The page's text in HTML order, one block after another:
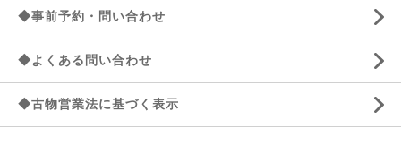
◆事前予約・問い合わせ
◆よくある問い合わせ
◆古物営業法に基づく表示